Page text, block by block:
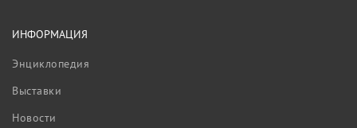
ИНФОРМАЦИЯ
Энциклопедия
Выставки
Новости